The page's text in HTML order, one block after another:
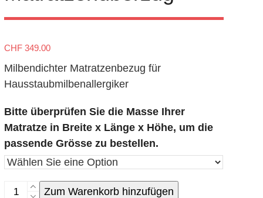
CHF 349.00
Milbendichter Matratzenbezug für
Hausstaubmilbenallergiker
Bitte überprüfen Sie die Masse Ihrer
Matratze in Breite x Länge x Höhe, um die
passende Grösse zu bestellen.
180
Zum Warenkorb hinzufügen